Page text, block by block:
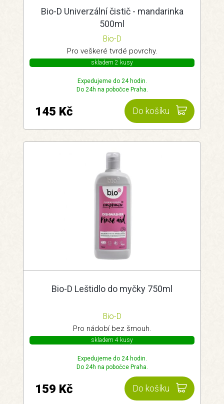
Bio-D Univerzální čistič - mandarinka
500ml
Bio-D
Pro veškeré tvrdé povrchy.
skladem 2 kusy
Expedujeme do 24 hodin.
Do 24h na pobočce Praha.
Do košíku
145 Kč
Bio-D Leštidlo do myčky 750ml
Bio-D
Pro nádobí bez šmouh.
skladem 4 kusy
Expedujeme do 24 hodin.
Do 24h na pobočce Praha.
Do košíku
159 Kč